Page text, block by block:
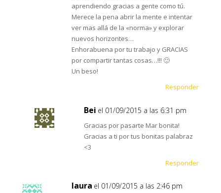
aprendiendo gracias a gente como tú.
Merece la pena abrir la mente e intentar
ver mas allá de la «norma» y explorar
nuevos horizontes…
Enhorabuena por tu trabajo y GRACIAS
por compartir tantas cosas…!!! 🙂
Un beso!
Responder
Bei el 01/09/2015 a las 6:31 pm
Gracias por pasarte Mar bonita!
Gracias a ti por tus bonitas palabraz
<3
Responder
laura el 01/09/2015 a las 2:46 pm